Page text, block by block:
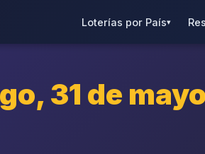
Loterías por País▾
31 de